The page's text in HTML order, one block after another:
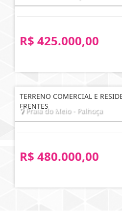
R$ 425.000,00
TERRENO COMERCIAL E
FRENTES
Praia do Meio - Palhoça
R$ 480.000,00